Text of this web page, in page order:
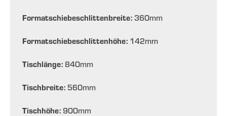
Formatschiebeschlittenbreite: 360mm
Formatschiebeschlittenhöhe: 142mm
Tischlänge: 840mm
Tischbreite: 560mm
Tischhöhe: 900mm